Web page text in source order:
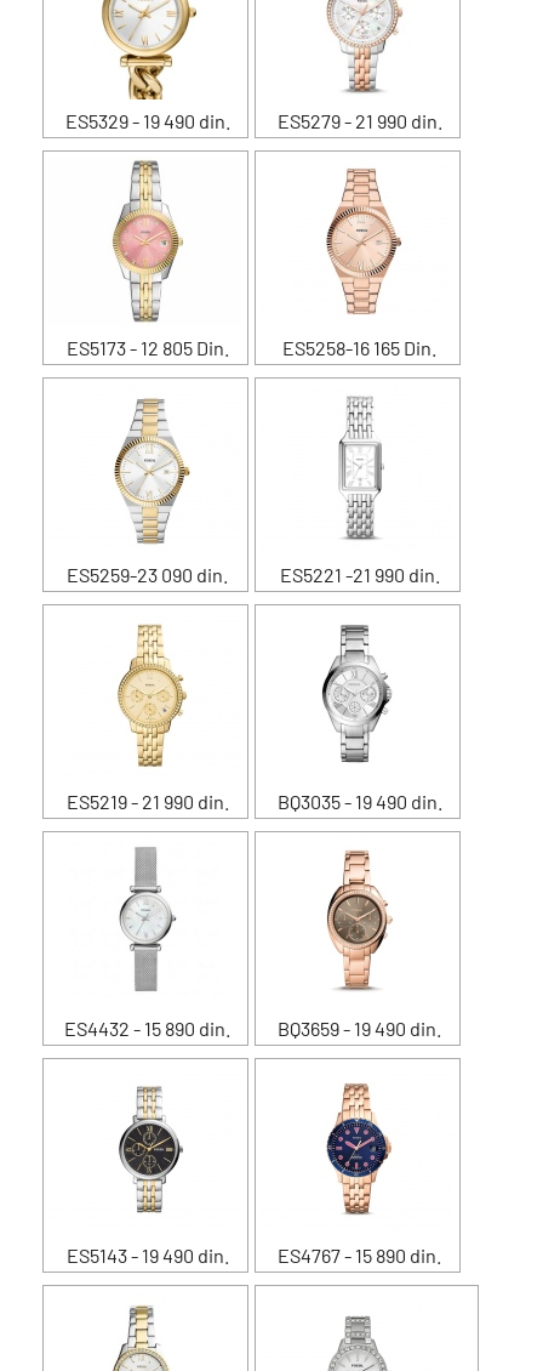
ES5329 - 19 490 din. ES5279 - 21 990 din.
ES5173 - 12 805 Din. ES5258-16 165 Din.
ES5259-23 090 din. ES5221 -21 990 din.
ES5219 - 21 990 din. BQ3035 - 19 490 din.
ES4432 - 15 890 din. BQ3659 - 19 490 din.
ES5143 - 19 490 din. ES4767 - 15 890 din.